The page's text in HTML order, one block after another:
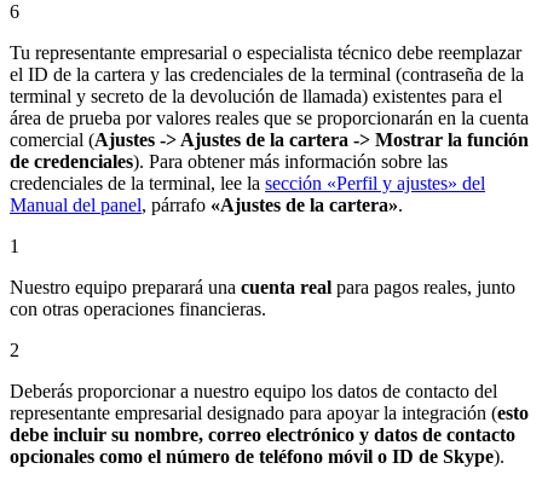
6
Tu representante empresarial o especialista técnico debe reemplazar
el ID de la cartera y las credenciales de la terminal (contraseña de la
terminal y secreto de la devolución de llamada) existentes para el
área de prueba por valores reales que se proporcionarán en la cuenta
comercial (Ajustes -> Ajustes de la cartera -> Mostrar la función
de credenciales). Para obtener más información sobre las
credenciales de la terminal, lee la sección «Perfil y ajustes» del
Manual del panel, párrafo «Ajustes de la cartera».
1
Nuestro equipo preparará una cuenta real para pagos reales, junto
con otras operaciones financieras.
2
Deberás proporcionar a nuestro equipo los datos de contacto del
representante empresarial designado para apoyar la integración (esto
debe incluir su nombre, correo electrónico y datos de contacto
opcionales como el número de teléfono móvil o ID de Skype).